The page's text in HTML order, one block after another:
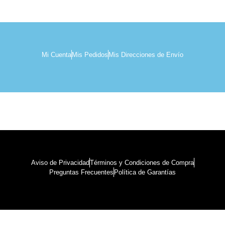
Mi CuentaMis Pedidos Mis Direcciones de Envío
Aviso de PrivacidadTérminos y Condiciones de Compra
Preguntas Frecuentes Política de Garantías